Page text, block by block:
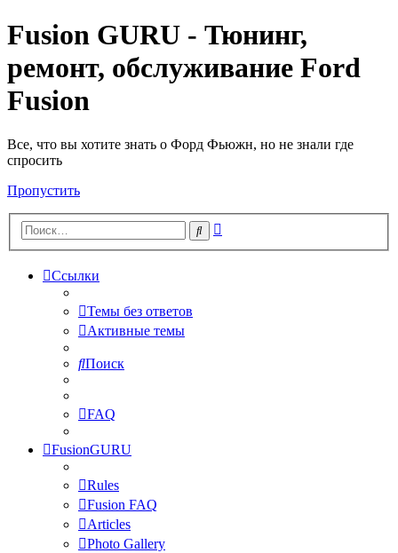
Fusion GURU - Тюнинг,
ремонт, обслуживание Ford
Fusion
Все, что вы хотите знать о Форд Фьюжн, но не знали где
спросить
Пропустить
Поиск
Ссылки
Темы без ответов
Активные темы
Поиск
FAQ
FusionGURU
Rules
Fusion FAQ
Articles
Photo Gallery